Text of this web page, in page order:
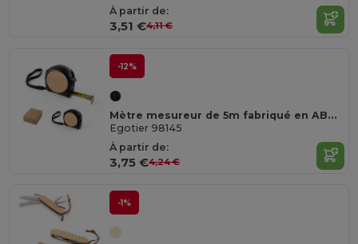
À partir de:
3,51 €4,11 €
-12%
Mètre mesureur de 5m fabriqué en ABS recyclé (100 % rABS) et en bambou
Egotier 98145
À partir de:
3,75 €4,24 €
-1%